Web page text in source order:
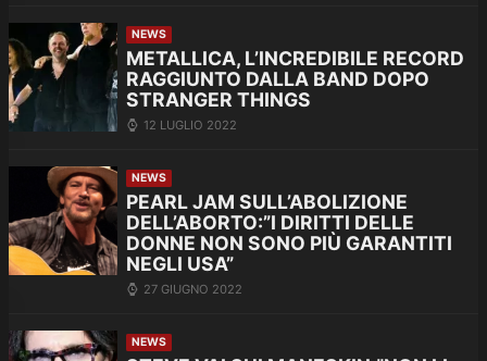
NEWS
METALLICA, L’INCREDIBILE RECORD
RAGGIUNTO DALLA BAND DOPO
STRANGER THINGS
12 LUGLIO 2022
NEWS
PEARL JAM SULL’ABOLIZIONE
DELL’ABORTO:”I DIRITTI DELLE
DONNE NON SONO PIÙ GARANTITI
NEGLI USA”
27 GIUGNO 2022
NEWS